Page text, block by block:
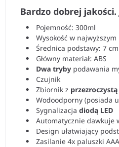
Bardzo dobrej
Pojemność: 300ml
Wysokość w
Średnica podstawy: 7 cm
Główny materiał: ABS
Dwa tryby podawania
Czujnik
Zbiornik z
Wodoodporny (posiada
Sygnalizacja diodą LED
Automatycznie dawkuje
Design ułatwiający
Zasilanie 4x paluszki